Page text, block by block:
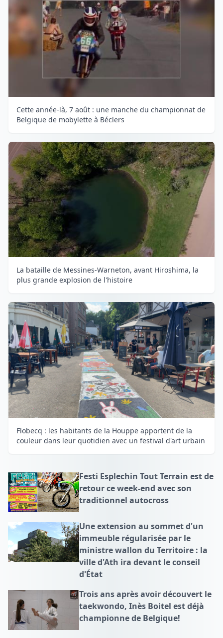
Cette année-là, 7 août : une manche du championnat de
Belgique de mobylette à Béclers
La bataille de Messines-Warneton, avant Hiroshima, la
plus grande explosion de l'histoire
Flobecq : les habitants de la Houppe apportent de la
couleur dans leur quotidien avec un festival d'art urbain
Festi Esplechin Tout Terrain est de
retour ce week-end avec son
traditionnel autocross
Une extension au sommet d'un
immeuble régularisée par le
ministre wallon du Territoire : la
ville d'Ath ira devant le conseil
d'État
Trois ans après avoir découvert le
taekwondo, Inès Boitel est déjà
championne de Belgique!